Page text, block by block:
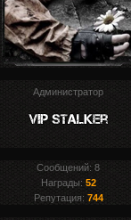
Администратор
Сообщений:8
Награды: 52
Репутация: 744